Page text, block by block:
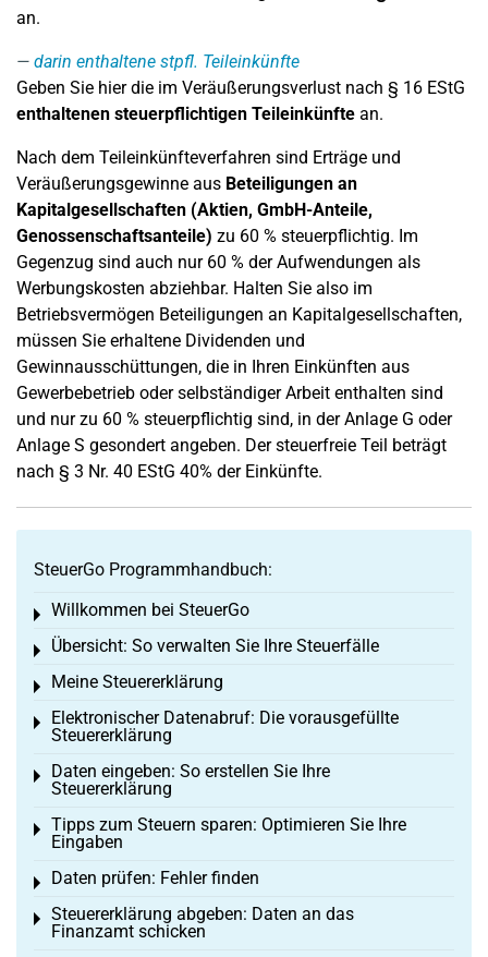
an.
darin enthaltene stpfl. Teileinkünfte
Geben Sie hier die im Veräußerungsverlust nach § 16 EStG
enthaltenen steuerpflichtigen Teileinkünfte an.
Nach dem Teileinkünfteverfahren sind Erträge und
Veräußerungsgewinne aus Beteiligungen an
Kapitalgesellschaften (Aktien, GmbH-Anteile,
Genossenschaftsanteile) zu 60 % steuerpflichtig. Im
Gegenzug sind auch nur 60 % der Aufwendungen als
Werbungskosten abziehbar. Halten Sie also im
Betriebsvermögen Beteiligungen an Kapitalgesellschaften,
müssen Sie erhaltene Dividenden und
Gewinnausschüttungen, die in Ihren Einkünften aus
Gewerbebetrieb oder selbständiger Arbeit enthalten sind
und nur zu 60 % steuerpflichtig sind, in der Anlage G oder
Anlage S gesondert angeben. Der steuerfreie Teil beträgt
nach § 3 Nr. 40 EStG 40% der Einkünfte.
SteuerGo Programmhandbuch:
Willkommen bei SteuerGo
Toggle menu
Übersicht: So verwalten Sie Ihre Steuerfälle
Toggle menu
Meine Steuererklärung
Toggle menu
Elektronischer Datenabruf: Die vorausgefüllte
Steuererklärung
Toggle menu
Daten eingeben: So erstellen Sie Ihre
Steuererklärung
Toggle menu
Tipps zum Steuern sparen: Optimieren Sie Ihre
Eingaben
Toggle menu
Daten prüfen: Fehler finden
Toggle menu
Steuererklärung abgeben: Daten an das
Finanzamt schicken
Toggle menu